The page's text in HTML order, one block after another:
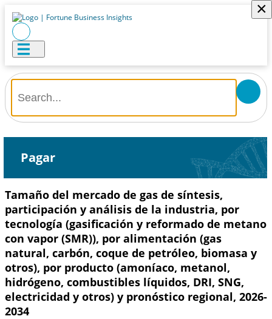
×
Pagar
Tamaño del mercado de gas de síntesis,
participación y análisis de la industria, por
tecnología (gasificación y reformado de metano
con vapor (SMR)), por alimentación (gas
natural, carbón, coque de petróleo, biomasa y
otros), por producto (amoníaco, metanol,
hidrógeno, combustibles líquidos, DRI, SNG,
electricidad y otros) y pronóstico regional, 2026-
2034